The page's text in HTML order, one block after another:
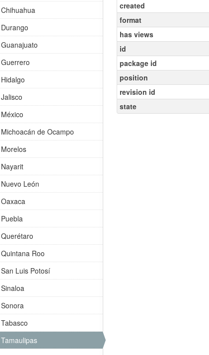
created
format
has views
id
package id
position
revision id
state
Chihuahua
Durango
Guanajuato
Guerrero
Hidalgo
Jalisco
México
Michoacán de Ocampo
Morelos
Nayarit
Nuevo León
Oaxaca
Puebla
Querétaro
Quintana Roo
San Luis Potosí
Sinaloa
Sonora
Tabasco
Tamaulipas